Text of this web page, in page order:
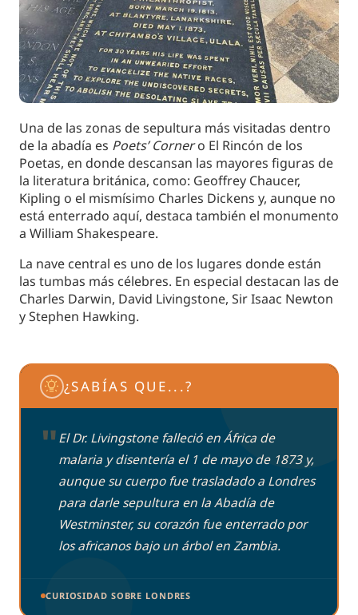
Una de las zonas de sepultura más visitadas dentro
de la abadía es Poets’ Corner o El Rincón de los
Poetas, en donde descansan las mayores figuras de
la literatura británica, como: Geoffrey Chaucer,
Kipling o el mismísimo Charles Dickens y, aunque no
está enterrado aquí, destaca también el monumento
a William Shakespeare.
La nave central es uno de los lugares donde están
las tumbas más célebres. En especial destacan las de
Charles Darwin, David Livingstone, Sir Isaac Newton
y Stephen Hawking.
¿SABÍAS QUE...?
"El Dr. Livingstone falleció en África de
malaria y disentería el 1 de mayo de 1873 y,
aunque su cuerpo fue trasladado a Londres
para darle sepultura en la Abadía de
Westminster, su corazón fue enterrado por
los africanos bajo un árbol en Zambia.
CURIOSIDAD SOBRE LONDRES